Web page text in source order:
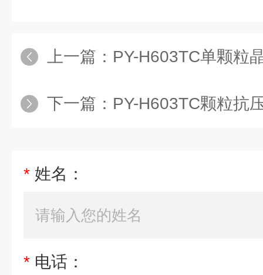
上一篇： PY-H603TC单颗粒
下一篇： PY-H603TC颗粒抗
* 姓名：
* 电话：